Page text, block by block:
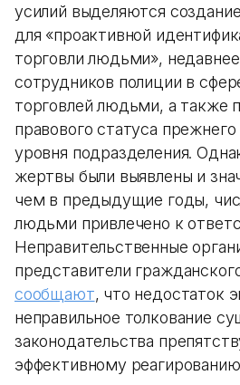
усилий выделяются
для «проактивной
торговли людьми»,
сотрудников полиции в
торговлей людьми, а также
правового статуса
уровня подразделения.
жертвы были выявлены и
чем в предыдущие годы,
людьми привлечено к
Неправительственные
представители
сообщают, что недостаток
неправильное толкование
законодательства
эффективному